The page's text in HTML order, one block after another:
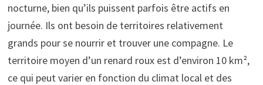
nocturne, bien qu’ils puissent parfois être actifs en
journée. Ils ont besoin de territoires relativement
grands pour se nourrir et trouver une compagne. Le
territoire moyen d’un renard roux est d’environ 10 km²,
ce qui peut varier en fonction du climat local et des